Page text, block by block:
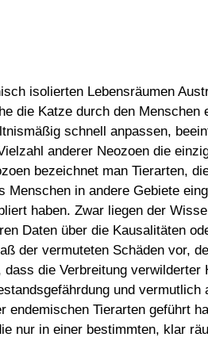
isolierten Lebensräumen
die Katze durch den Menschen
schnell anpassen,
anderer Neozoen die
bezeichnet man Tierarten,
Menschen in andere Gebiete
haben. Zwar liegen der
Daten über die Kausalitäten
der vermuteten Schäden vor,
dass die Verbreitung verwilderter
und vermutlich
endemischen Tierarten geführt
nur in einer bestimmten, klar